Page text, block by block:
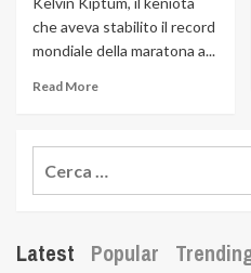
che aveva stabilito il record
mondiale della maratona a...
Read More
Latest Popular